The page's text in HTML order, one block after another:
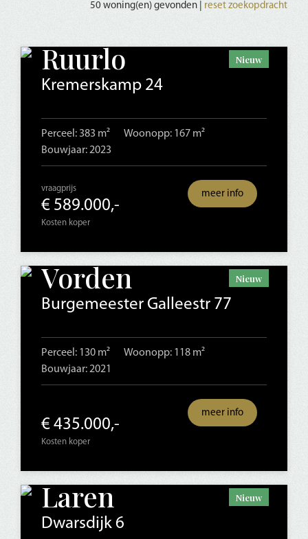
50 woning(en) gevonden | reset zoekopdracht
Ruurlo Nieuw
Kremerskamp 24
Perceel: 383 m²
Woonopp: 167 m²
Bouwjaar: 2023
vraagprijs
€ 589.000,-
Kosten koper
meer info
Vorden Nieuw
Burgemeester Galleestr 77
Perceel: 130 m²
Woonopp: 118 m²
Bouwjaar: 2021
€ 435.000,-
Kosten koper
meer info
Laren Nieuw
Dwarsdijk 6